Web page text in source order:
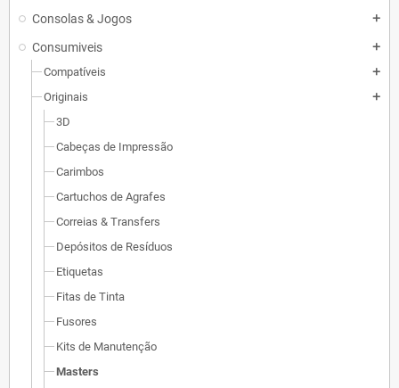
Consolas & Jogos add
Consumiveis add
Compatíveis add
Originais add
3D
Cabeças de Impressão
Carimbos
Cartuchos de Agrafes
Correias & Transfers
Depósitos de Resíduos
Etiquetas
Fitas de Tinta
Fusores
Kits de Manutenção
Masters